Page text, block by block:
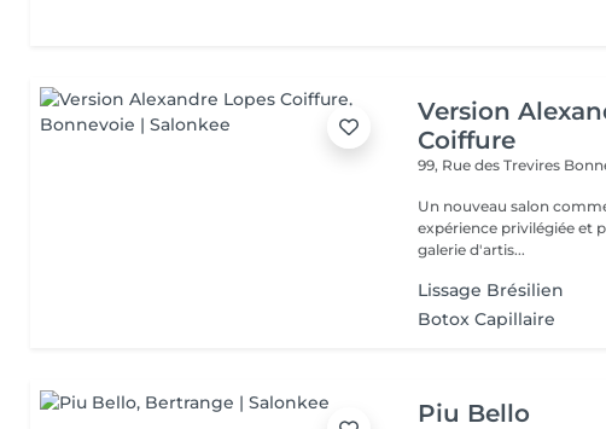
Version
Coiffure
99, Rue des Trevires
Un nouveau salon
expérience privilégiée et
galerie d'artis...
Lissage Brésilien
Botox Capillaire
Piu Bello